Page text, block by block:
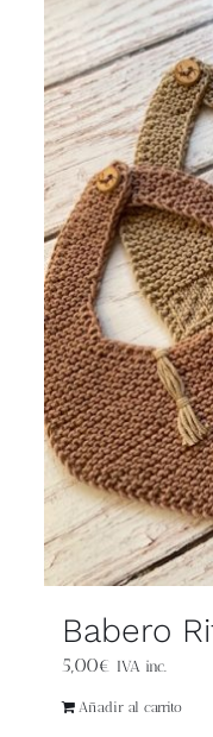
Babero
5,00€ IVA inc.
Añadir al carrito